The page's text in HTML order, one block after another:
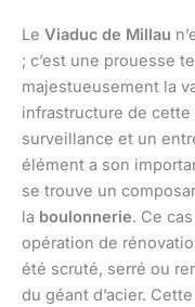
Le Viaduc de Millau
; c’est une prouesse
majestueusement la
infrastructure de
surveillance et un
élément a son
se trouve un
la boulonnerie. Ce
opération de
été scruté, serré ou
du géant d’acier.